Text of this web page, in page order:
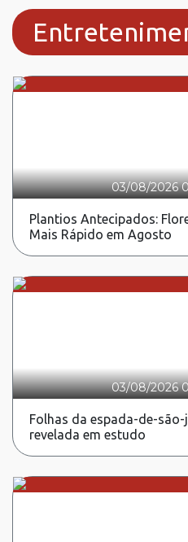
03/08/2026
Plantios Antecipados:
Mais Rápido em Agosto
03/08/2026
Folhas da espada-de-
revelada em estudo